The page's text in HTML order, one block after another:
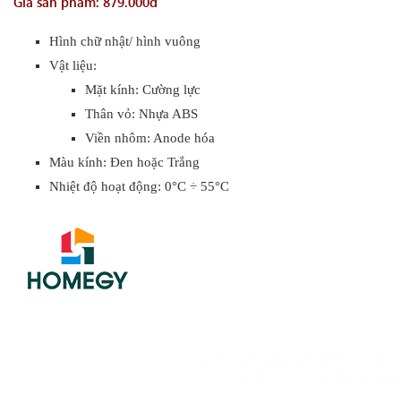
Hình chữ nhật/ hình vuông
Vật liệu:
Mặt kính: Cường lực
Thân vỏ: Nhựa ABS
Viền nhôm: Anode hóa
Màu kính: Đen hoặc Trắng
Nhiệt độ hoạt động: 0°C ÷ 55°C